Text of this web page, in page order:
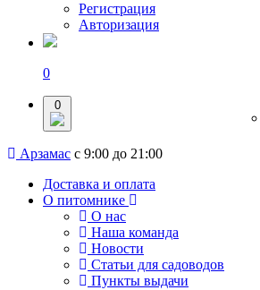
Регистрация
Авторизация
0
0
Арзамас с 9:00 до 21:00
Доставка и оплата
О питомнике
О нас
Наша команда
Новости
Статьи для садоводов
Пункты выдачи